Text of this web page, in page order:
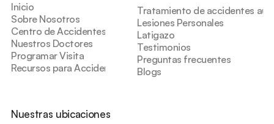
Inicio
Sobre Nosotros
Centro de Accidentes
Nuestros Doctores
Programar Visita
Recursos para Accidentes
Tratamiento de accidentes
Lesiones Personales
Latigazo
Testimonios
Blogs
Preguntas frecuentes
Nuestras ubicaciones